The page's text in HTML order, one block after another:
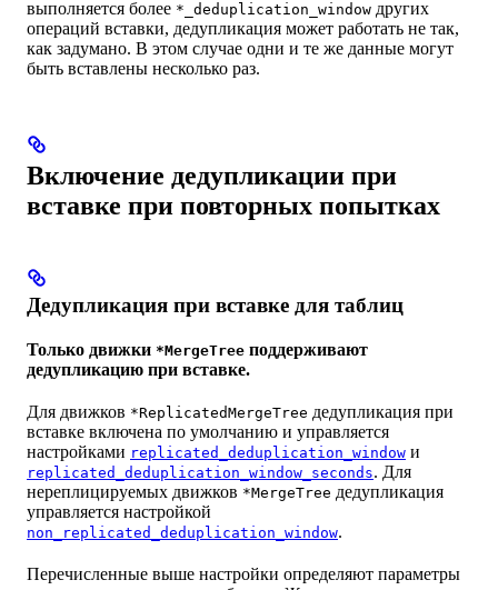
выполняется более *_deduplication_window других
операций вставки, дедупликация может работать не так,
как задумано. В этом случае одни и те же данные могут
быть вставлены несколько раз.
Включение дедупликации при
вставке при повторных попытках
Дедупликация при вставке для таблиц
Только движки *MergeTree поддерживают
дедупликацию при вставке.
Для движков *ReplicatedMergeTree дедупликация при
вставке включена по умолчанию и управляется
настройками replicated_deduplication_window и
replicated_deduplication_window_seconds. Для
нереплицируемых движков *MergeTree дедупликация
управляется настройкой
non_replicated_deduplication_window.
Перечисленные выше настройки определяют параметры